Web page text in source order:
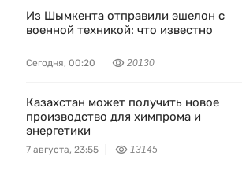
Из Шымкента отправили эшелон с
военной техникой: что известно
Сегодня, 00:20 20130
Казахстан может получить новое
производство для химпрома и
энергетики
7 августа, 23:55 13145